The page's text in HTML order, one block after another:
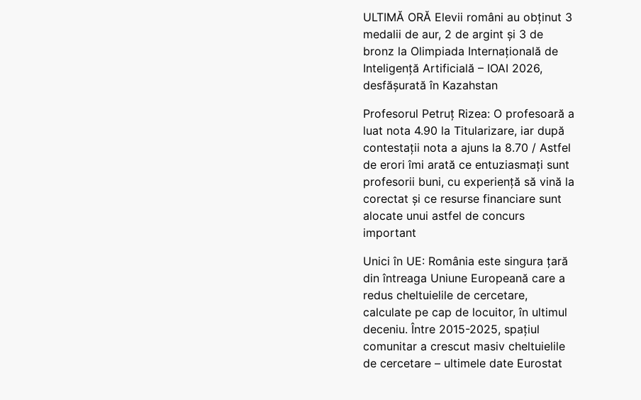
ULTIMĂ ORĂ Elevii români au obținut 3
medalii de aur, 2 de argint și 3 de
bronz la Olimpiada Internațională de
Inteligență Artificială – IOAI 2026,
desfășurată în Kazahstan
Profesorul Petruț Rizea: O profesoară a
luat nota 4.90 la Titularizare, iar după
contestații nota a ajuns la 8.70 / Astfel
de erori îmi arată ce entuziasmați sunt
profesorii buni, cu experiență să vină la
corectat și ce resurse financiare sunt
alocate unui astfel de concurs
important
Unici în UE: România este singura țară
din întreaga Uniune Europeană care a
redus cheltuielile de cercetare,
calculate pe cap de locuitor, în ultimul
deceniu. Între 2015-2025, spațiul
comunitar a crescut masiv cheltuielile
de cercetare – ultimele date Eurostat